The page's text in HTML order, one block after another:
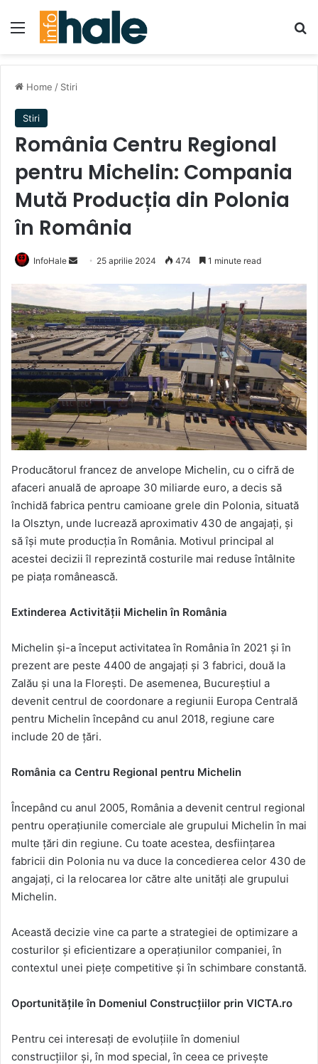
Menu
Home / Stiri
Stiri
România Centru Regional
pentru Michelin: Compania
Mută Producția din Polonia
în România
InfoHale
Send
email
25 aprilie 2024 474 1 minute read
Producătorul francez de anvelope Michelin, cu o cifră de
afaceri anuală de aproape 30 miliarde euro, a decis să
închidă fabrica pentru camioane grele din Polonia, situată
la Olsztyn, unde lucrează aproximativ 430 de angajaţi, și
să își mute producţia în România. Motivul principal al
acestei decizii îl reprezintă costurile mai reduse întâlnite
pe piaţa românească.
Extinderea Activității Michelin în România
Michelin și-a început activitatea în România în 2021 și în
prezent are peste 4400 de angajaţi și 3 fabrici, două la
Zalău și una la Floreşti. De asemenea, Bucureștiul a
devenit centrul de coordonare a regiunii Europa Centrală
pentru Michelin începând cu anul 2018, regiune care
include 20 de ţări.
România ca Centru Regional pentru Michelin
Începând cu anul 2005, România a devenit centrul regional
pentru operaţiunile comerciale ale grupului Michelin în mai
multe țări din regiune. Cu toate acestea, desființarea
fabricii din Polonia nu va duce la concedierea celor 430 de
angajaţi, ci la relocarea lor către alte unităţi ale grupului
Michelin.
Această decizie vine ca parte a strategiei de optimizare a
costurilor și eficientizare a operațiunilor companiei, în
contextul unei piețe competitive și în schimbare constantă.
Oportunitățile în Domeniul Construcțiilor prin VICTA.ro
Pentru cei interesați de evoluțiile în domeniul
construcțiilor și, în mod special, în ceea ce privește